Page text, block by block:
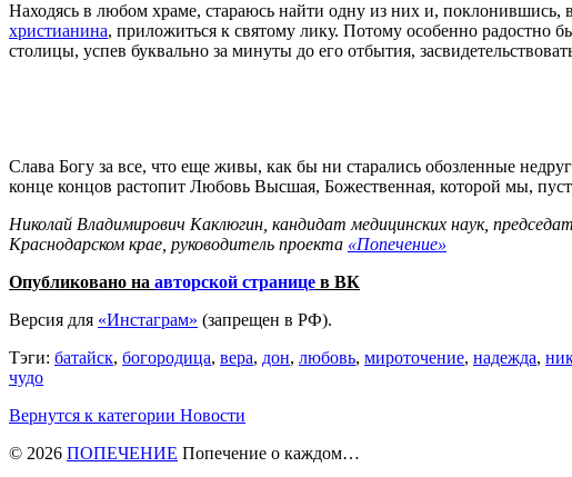
Находясь в любом храме, стараюсь найти одну из них и,
христианина, приложиться к святому лику. Потому особенно радостно
столицы, успев буквально за минуты до его отбытия,
Слава Богу за все, что еще живы, как бы ни старались обозленные
конце концов растопит Любовь Высшая, Божественная, которой мы,
Николай Владимирович Каклюгин, кандидат медицинских наук,
Краснодарском крае, руководитель проекта «Попечение»
Опубликовано на авторской странице в ВК
Версия для «Инстаграм» (запрещен в РФ).
Тэги: батайск, богородица, вера, дон, любовь, мироточение, надежда,
чудо
Вернутся к категории Новости
© 2026 ПОПЕЧЕНИЕ Попечение о каждом…